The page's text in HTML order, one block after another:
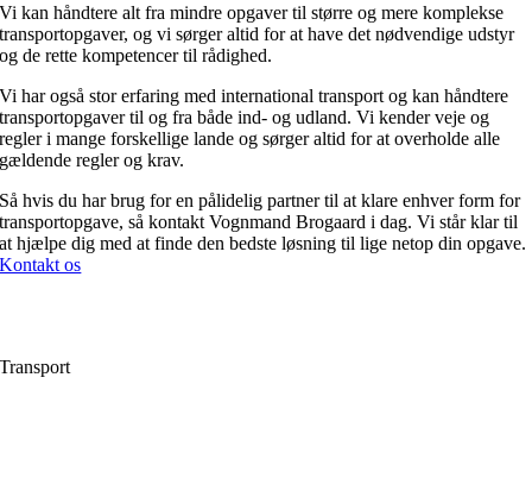
Vi kan håndtere alt fra mindre opgaver til større og mere komplekse
transportopgaver, og vi sørger altid for at have det nødvendige udstyr
og de rette kompetencer til rådighed.
Vi har også stor erfaring med international transport og kan håndtere
transportopgaver til og fra både ind- og udland. Vi kender veje og
regler i mange forskellige lande og sørger altid for at overholde alle
gældende regler og krav.
Så hvis du har brug for en pålidelig partner til at klare enhver form for
transportopgave, så kontakt Vognmand Brogaard i dag. Vi står klar til
at hjælpe dig med at finde den bedste løsning til lige netop din opgave.
Kontakt os
Transport